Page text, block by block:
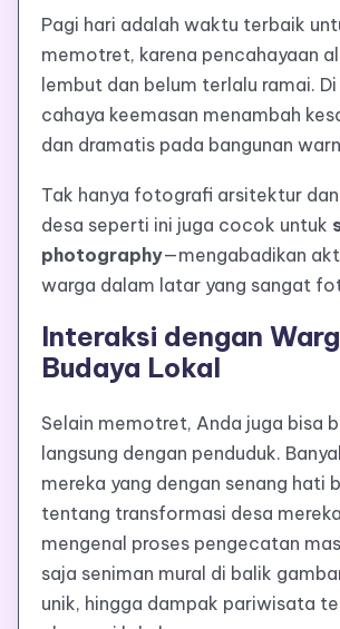
Pagi hari adalah waktu terbaik
memotret, karena pencahayaan
lembut dan belum terlalu ramai.
cahaya keemasan menambah
dan dramatis pada bangunan
Tak hanya fotografi arsitektur
desa seperti ini juga cocok untuk
photography—mengabadikan
warga dalam latar yang sangat
Interaksi dengan
Budaya Lokal
Selain memotret, Anda juga bisa
langsung dengan penduduk.
mereka yang dengan senang hati
tentang transformasi desa
mengenal proses pengecatan
saja seniman mural di balik
unik, hingga dampak pariwisata